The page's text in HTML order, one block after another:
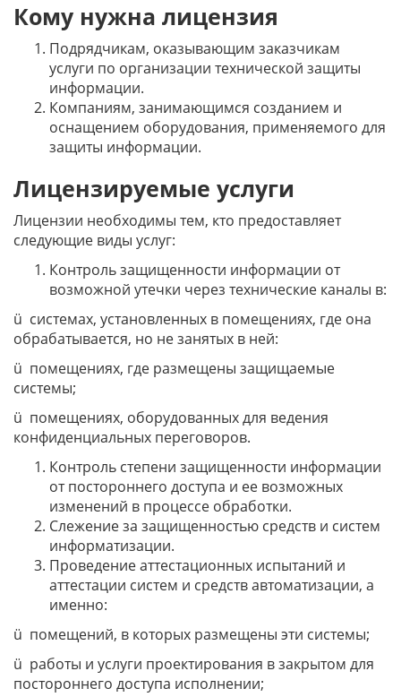
Кому нужна лицензия
Подрядчикам, оказывающим заказчикам
услуги по организации технической защиты
информации.
Компаниям, занимающимся созданием и
оснащением оборудования, применяемого для
защиты информации.
Лицензируемые услуги
Лицензии необходимы тем, кто предоставляет
следующие виды услуг:
Контроль защищенности информации от
возможной утечки через технические каналы в:
ü системах, установленных в помещениях, где она
обрабатывается, но не занятых в ней:
ü помещениях, где размещены защищаемые
системы;
ü помещениях, оборудованных для ведения
конфиденциальных переговоров.
Контроль степени защищенности информации
от постороннего доступа и ее возможных
изменений в процессе обработки.
Слежение за защищенностью средств и систем
информатизации.
Проведение аттестационных испытаний и
аттестации систем и средств автоматизации, а
именно:
ü помещений, в которых размещены эти системы;
ü работы и услуги проектирования в закрытом для
постороннего доступа исполнении;